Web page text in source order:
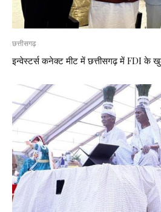
छत्तीसगढ़
इन्वेस्टर्स कनेक्ट मीट में छत्तीसगढ़ में FDI के